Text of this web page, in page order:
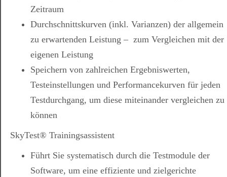
Zeitraum
Durchschnittskurven (inkl. Varianzen) der allgemein
zu erwartenden Leistung – zum Vergleichen mit der
eigenen Leistung
Speichern von zahlreichen Ergebniswerten,
Testeinstellungen und Performancekurven für jeden
Testdurchgang, um diese miteinander vergleichen zu
können
SkyTest® Trainingsassistent
Führt Sie systematisch durch die Testmodule der
Software, um eine effiziente und zielgerichte